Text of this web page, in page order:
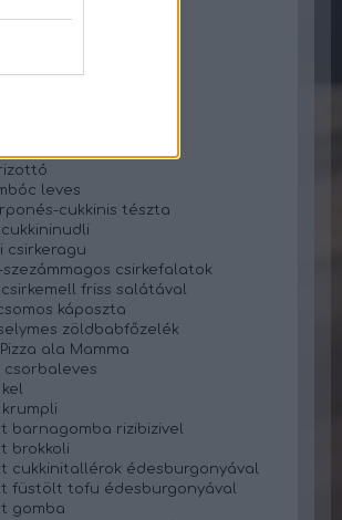
füstölt hússal
leves
cukkinis tészta
cukkininudli
csirkeragu
szezámmagos csirkefalatok
friss salátával
káposzta
zöldbabfőzelék
Pizza ala Mamma
csorbaleves
krumpli
barnagomba rizibizivel
brokkoli
cukkinitallérok édesburgonyával
füstölt tofu édesburgonyával
gomba